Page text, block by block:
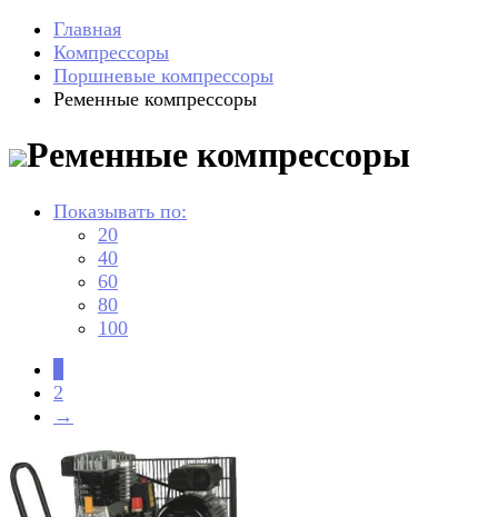
Главная
Компрессоры
Поршневые компрессоры
Ременные компрессоры
Ременные компрессоры
Показывать по:
20
40
60
80
100
2
→